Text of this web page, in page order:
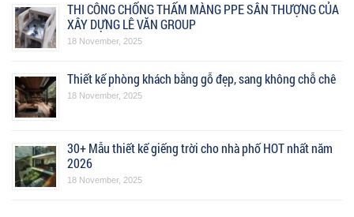
THI CÔNG CHỐNG THẤM MÀNG PPE SÂN THƯỢNG CỦA
XÂY DỰNG LÊ VĂN GROUP
18 November, 2025
Thiết kế phòng khách bằng gỗ đẹp, sang không chỗ chê
18 November, 2025
30+ Mẫu thiết kế giếng trời cho nhà phố HOT nhất năm
2026
18 November, 2025